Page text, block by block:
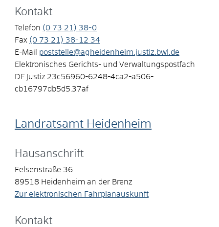
Kontakt
Telefon (0 73 21) 38-0
Fax (0 73 21) 38-12 34
E-Mail
poststelle@agheidenheim.justiz.bwl.de
Elektronisches Gerichts- und Verwaltungspostfach
DE.Justiz.23c56960-6248-4ca2-a506-
cb16797db5d5.37af
Landratsamt Heidenheim
Hausanschrift
Felsenstraße 36
89518 Heidenheim an der Brenz
Zur elektronischen Fahrplanauskunft
Kontakt